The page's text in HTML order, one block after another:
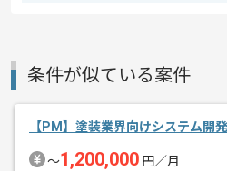
エージェントからのコ
システ
を展開し
今回は
条件が似ている案件
【PM】塗装業界向けシステム開
〜1,200,000 円／月